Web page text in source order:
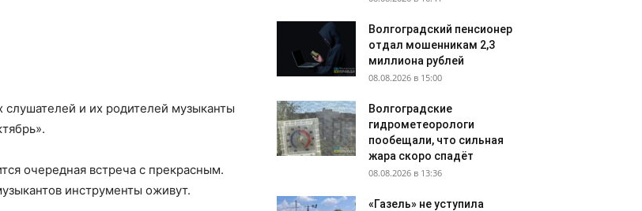
и их родителей музыканты
очередная встреча с прекрасным.
инструменты оживут.
Волгоградский пенсионер
отдал мошенникам 2,3
миллиона рублей
08.08.2026 в 15:00
Волгоградские
гидрометеорологи
пообещали, что сильная
жара скоро спадёт
08.08.2026 в 13:36
«Газель» не уступила